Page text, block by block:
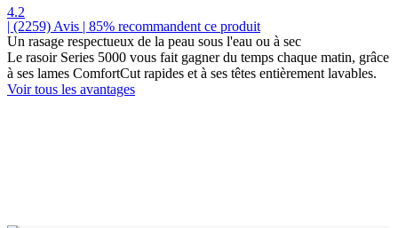
4.2
| (2259) Avis | 85% recommandent ce produit
Un rasage respectueux de la peau sous l'eau ou à sec
Le rasoir Series 5000 vous fait gagner du temps chaque matin, grâce
à ses lames ComfortCut rapides et à ses têtes entièrement lavables.
Voir tous les avantages